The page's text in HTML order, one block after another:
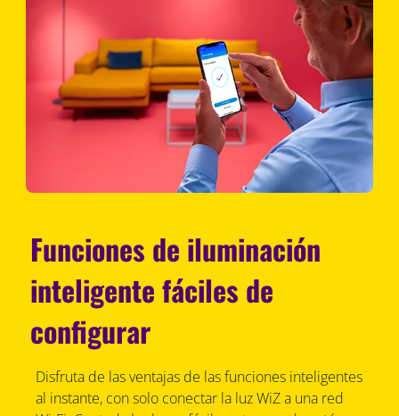
Funciones de iluminación
inteligente fáciles de
configurar
Disfruta de las ventajas de las funciones inteligentes
al instante, con solo conectar la luz WiZ a una red